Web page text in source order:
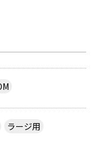
国中学選抜卓球大
table
ャツ どこで購入
ラージ用